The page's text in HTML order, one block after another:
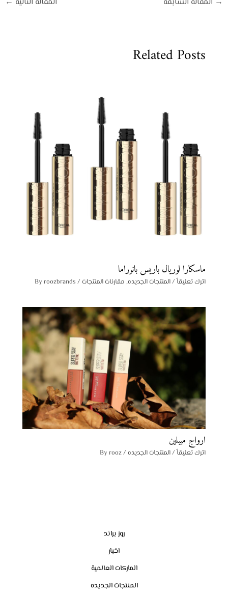
Related Posts
ماسكارا لوريال باريس بانوراما
اترك تعليقاً/المنتجات الجديده, مقارنات المنتجات / By
roozbrands
ارواج ميبلين
اترك تعليقاً/المنتجات الجديده / By
rooz
روز براند
اخبار
الماركات العالمية
المنتجات الجديده